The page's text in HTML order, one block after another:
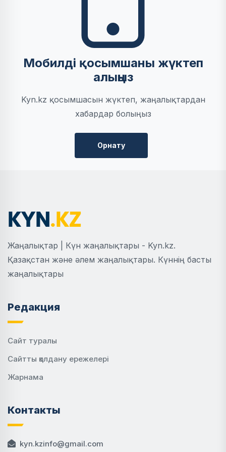
Мобилді қосымшаны жүктеп
алыңыз
Kyn.kz қосымшасын жүктеп, жаңалықтардан
хабардар болыңыз
Орнату
Жаңалықтар | Күн жаңалықтары - Kyn.kz.
Қазақстан және әлем жаңалықтары. Күннің басты
жаңалықтары
Редакция
Сайт туралы
Сайтты қолдану ережелері
Жарнама
Контакты
kyn.kzinfo@gmail.com